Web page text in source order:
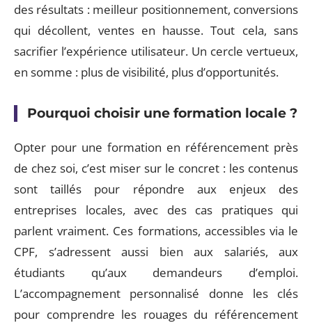
des résultats : meilleur positionnement, conversions
qui décollent, ventes en hausse. Tout cela, sans
sacrifier l’expérience utilisateur. Un cercle vertueux,
en somme : plus de visibilité, plus d’opportunités.
Pourquoi choisir une formation locale ?
Opter pour une formation en référencement près
de chez soi, c’est miser sur le concret : les contenus
sont taillés pour répondre aux enjeux des
entreprises locales, avec des cas pratiques qui
parlent vraiment. Ces formations, accessibles via le
CPF, s’adressent aussi bien aux salariés, aux
étudiants qu’aux demandeurs d’emploi.
L’accompagnement personnalisé donne les clés
pour comprendre les rouages du référencement